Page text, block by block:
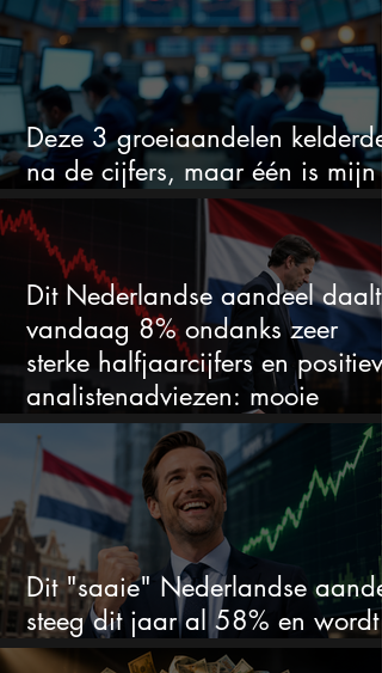
Deze 3 groeiaandelen
na de cijfers, maar één is mijn
duidelijke favoriet
Dit Nederlandse aandeel daalt
vandaag 8% ondanks zeer
sterke halfjaarcijfers en positieve
analistenadviezen: mooie
koopkans?
Dit "saaie" Nederlandse
steeg dit jaar al 58% en wordt
volgens analisten onderschat